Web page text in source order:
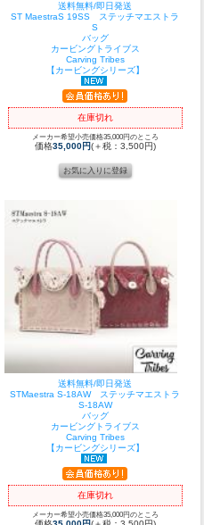
送料無料/即日発送
ST MaestraS 19SS ステッチマエストラ
S
バッグ
カービングトライブス
Carving Tribes
【カービングシリーズ】
在庫切れ
メーカー希望小売価格35,000円のところ
価格35,000円(＋税：3,500円)
送料無料/即日発送
STMaestra S-18AW ステッチマエストラ
S-18AW
バッグ
カービングトライブス
Carving Tribes
【カービングシリーズ】
在庫切れ
メーカー希望小売価格35,000円のところ